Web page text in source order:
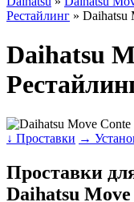
Рестайлинг » Daihatsu
Daihatsu
↓ Проставки →
Проставки
Daihatsu